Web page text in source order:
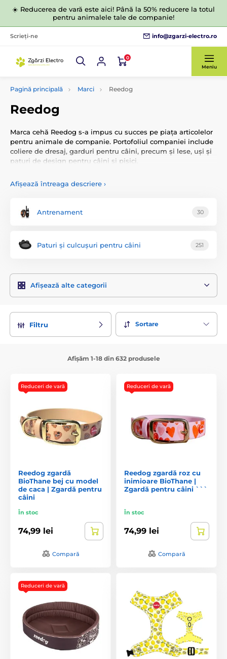
☀️ Reducerea de vară este aici! Până la 50% reducere la totul
pentru animalele tale de companie!
Scrieți-ne info@zgarzi-electro.ro
0
Meniu
Pagină principală Marci Reedog
Reedog
Marca cehă Reedog s-a impus cu succes pe piața articolelor
pentru animale de companie. Portofoliul companiei include
coliere de dresaj, garduri pentru câini, precum și lese, uși și
paturi de design pentru câini și pisici.
Afișează întreaga descriere ›
Antrenament 30
Paturi și culcușuri pentru câini 251
Afișează alte categorii
Filtru Sortare
Afișăm 1-18 din 632 produsele
Reduceri de vară
Reedog zgardă
BioThane bej cu model
de caca | Zgardă pentru
câini
În stoc
74,99 lei
Compară
Reduceri de vară
Reedog zgardă roz cu
inimioare BioThane |
Zgardă pentru câini ```
În stoc
74,99 lei
Compară
Reduceri de vară